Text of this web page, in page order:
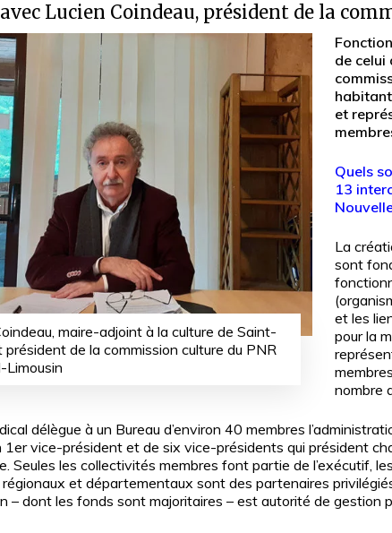
Lucien Coindeau, président de la
maire-adjoint à la culture de Saint-
président de la commission culture du PNR
Limousin
de celui
et
Quels
13
La
sont
et les
pour la
nombre
délègue à un Bureau d’environ 40 membres
1er vice-président et de six vice-présidents qui président
Seules les collectivités membres font partie de l’exécutif,
régionaux et départementaux sont des partenaires
– dont les fonds sont majoritaires – est autorité de gestion